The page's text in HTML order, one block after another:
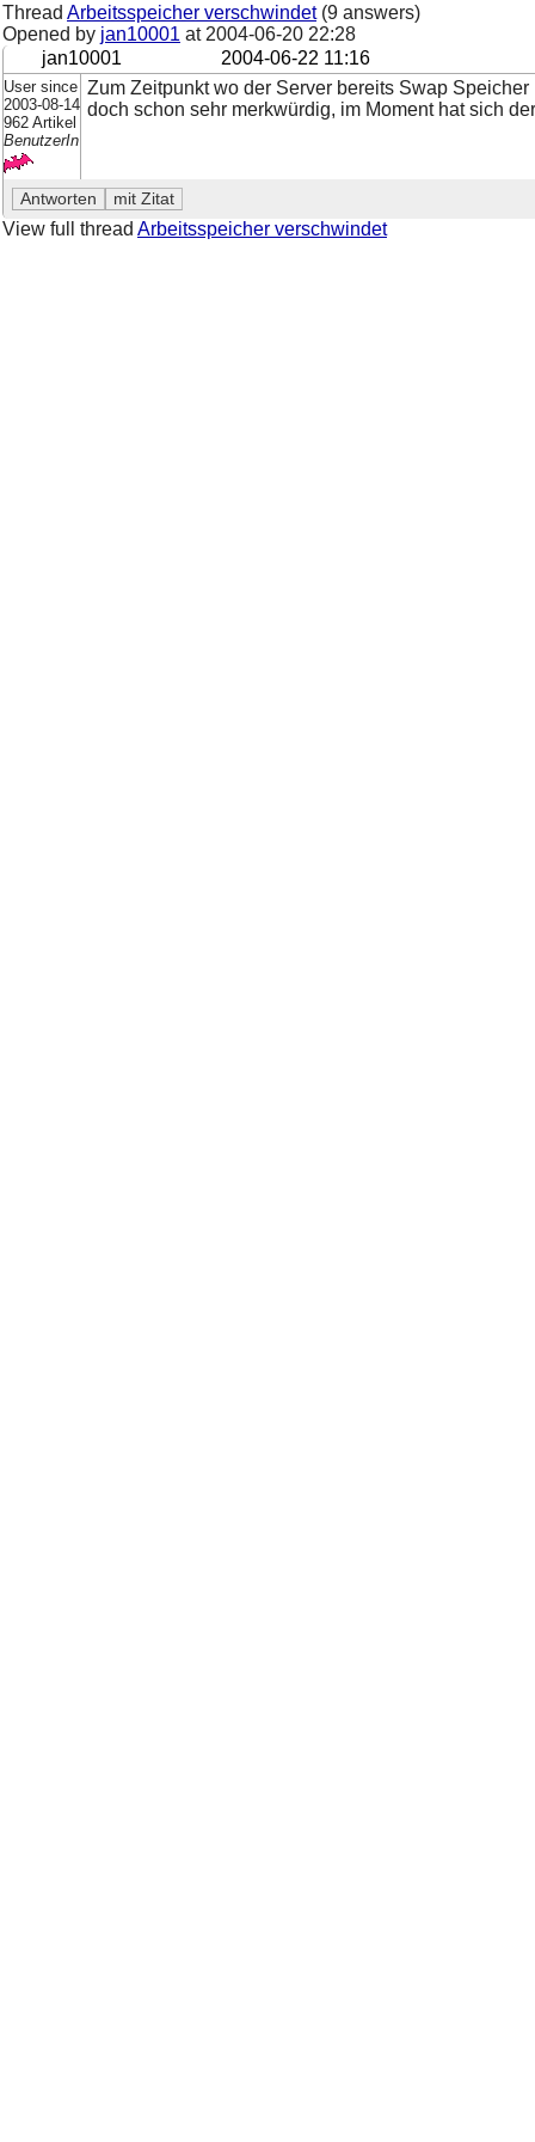
Thread Arbeitsspeicher verschwindet(9 answers)
Opened by jan10001 at 2004-06-20 22:28
jan10001
2004-06-22 11:16
User since
2003-08-14
962 Artikel
BenutzerIn
Zum Zeitpunkt wo der Server bereits Swap
doch schon sehr merkwürdig, im Moment hat sich
View full thread Arbeitsspeicher verschwindet